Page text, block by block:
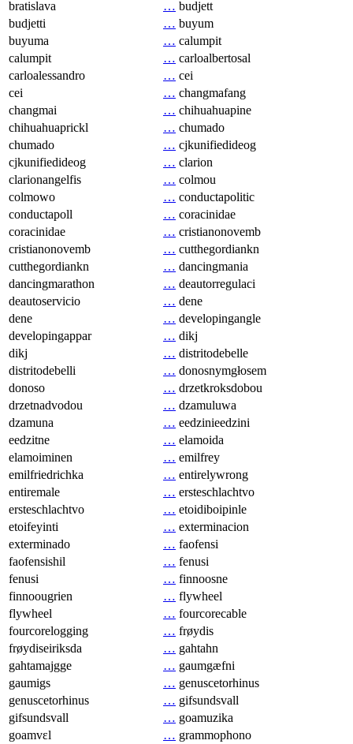
bratislava
… budjett
budjetti
… buyum
buyuma
… calumpit
calumpit
… carloalbertosal
carloalessandro
… cei
cei
… changmafang
changmai
… chihuahuapine
chihuahuaprickl
… chumado
chumado
… cjkunifiedideog
cjkunifiedideog
… clarion
clarionangelfis
… colmou
colmowo
… conductapolitic
conductapoll
… coracinidae
coracinidae
… cristianonovemb
cristianonovemb
… cutthegordiankn
cutthegordiankn
… dancingmania
dancingmarathon
… deautorregulaci
deautoservicio
… dene
dene
… developingangle
developingappar
… dikj
dikj
… distritodebelle
distritodebelli
… donosnymgłosem
donoso
… drzetkroksdobou
drzetnadvodou
… dzamuluwa
dzamuna
… eedzinieedzini
eedzitne
… elamoida
elamoiminen
… emilfrey
emilfriedrichka
… entirelywrong
entiremale
… ersteschlachtvo
ersteschlachtvo
… etoidiboipinle
etoifeyinti
… exterminacion
exterminado
… faofensi
faofensishil
… fenusi
fenusi
… finnoosne
finnoougrien
… flywheel
flywheel
… fourcorecable
fourcorelogging
… frøydis
frøydiseiriksda
… gahtahn
gahtamajgge
… gaumgæfni
gaumigs
… genuscetorhinus
genuscetorhinus
… gifsundsvall
gifsundsvall
… goamuzika
goamvɛl
… grammophono